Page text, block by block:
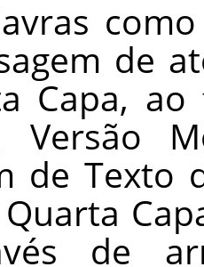
de
Capa,
Versão
de Texto
de